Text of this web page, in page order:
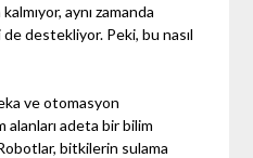
aynı zamanda
destekliyor. Peki, bu nasıl
ve otomasyon
adeta bir bilim
bitkilerin sulama